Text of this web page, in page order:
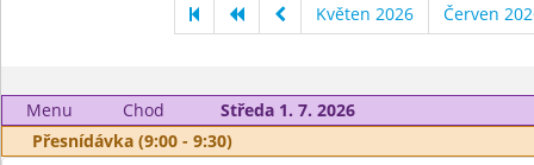
Květen 2026 Červen
Menu Chod
Středa 1. 7. 2026
Přesnídávka (9:00 - 9:30)